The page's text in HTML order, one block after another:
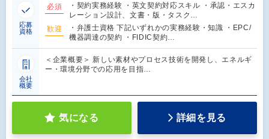
応募
資格
必須
・契約実務経験 ・英文契約対応スキル ・承認・エスカ
レーション設計、文書・版・タスク…
歓迎
・弁護士資格 下記いずれかの実務経験・知識 ・EPC/
機器調達の契約 ・FIDIC契約…
会社
概要
＜企業概要＞ 新しい素材やプロセス技術を開発し、エネルギ
ー・環境分野での応用を目指…
気になる 詳細を見る